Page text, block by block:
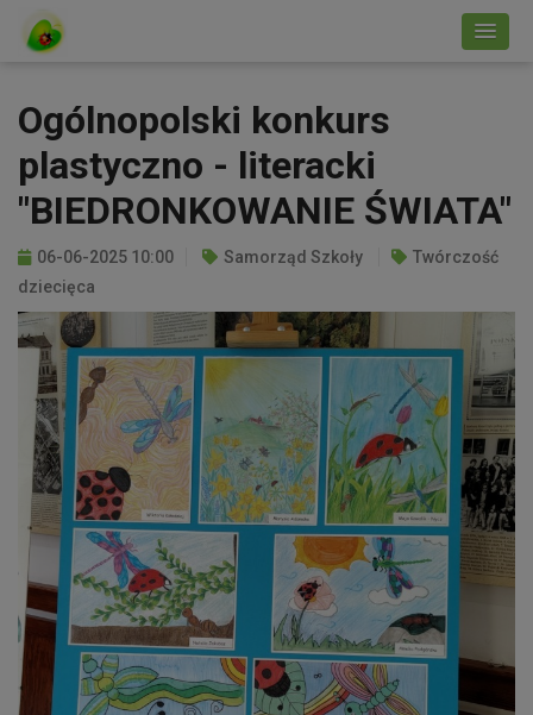
Ogólnopolski konkurs
plastyczno - literacki
"BIEDRONKOWANIE ŚWIATA"
06-06-2025 10:00 Samorząd Szkoły
Twórczość
dziecięca